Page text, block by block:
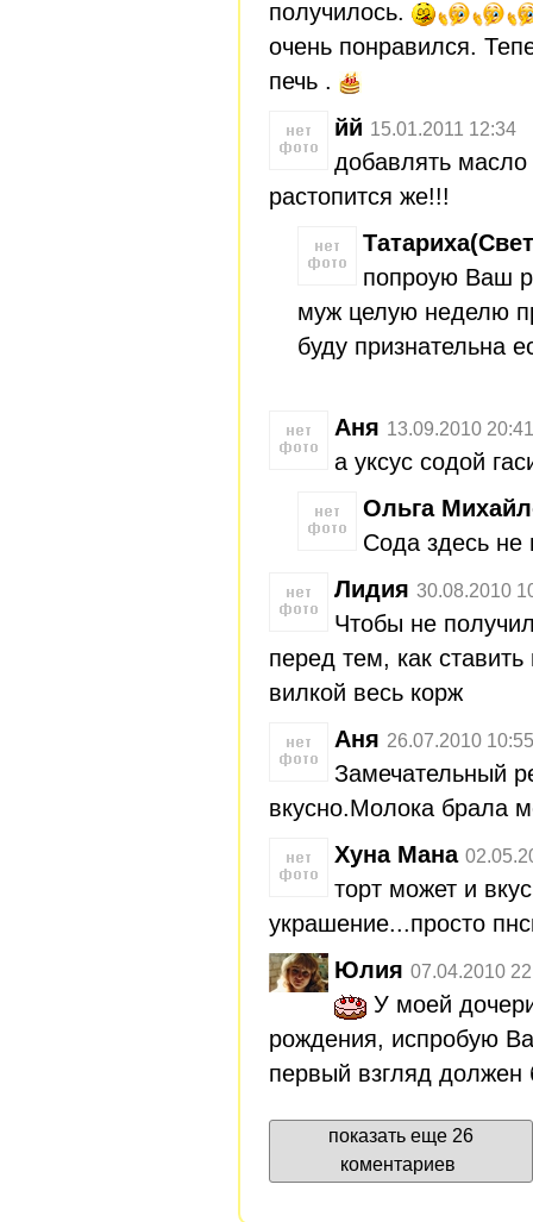
получилось.
очень понравился.
печь .
йй 15.01.2011 12:34
добавлять масло
растопится же!!!
попроую Ваш
муж целую неделю
буду признательна
Аня 13.09.2010 20:41
а уксус содой
Ольга
Сода здесь не
Лидия 30.08.2010
Чтобы не
перед тем, как
вилкой весь корж
Аня 26.07.2010 10:55
Замечательный
вкусно.Молока брала
Хуна Мана
торт может и
украшение...просто
Юлия 07.04.2010
У моей
рождения, испробую
первый взгляд
показать еще 26
коментариев